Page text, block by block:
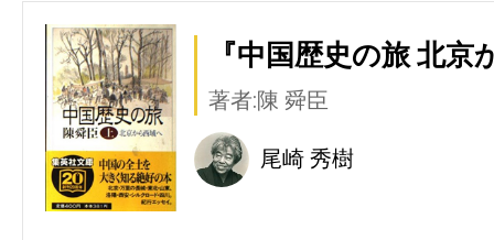
『中国歴史の旅 北
著者:陳 舜臣
尾崎 秀樹